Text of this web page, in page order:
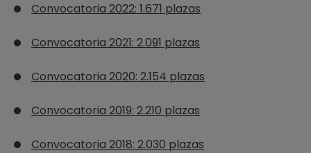
Convocatoria 2022: 1.671 plazas
Convocatoria 2021: 2.091 plazas
Convocatoria 2020: 2.154 plazas
Convocatoria 2019: 2.210 plazas
Convocatoria 2018: 2.030 plazas